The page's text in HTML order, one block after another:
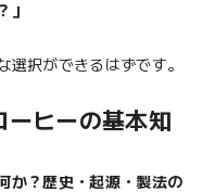
」
択ができるはずです。
ーヒーの基本知
か？歴史・起源・製法の